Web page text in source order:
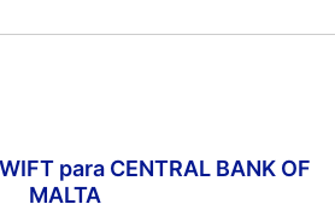
para CENTRAL BANK OF
MALTA